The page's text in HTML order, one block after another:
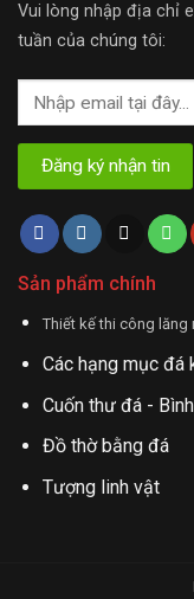
Vui lòng nhập địa chỉ
tuần của chúng tôi:
Sản phẩm chính
Thiết kế thi công lăng
Các hạng mục đá
Cuốn thư đá -
Đồ thờ bằng đá
Tượng linh vật